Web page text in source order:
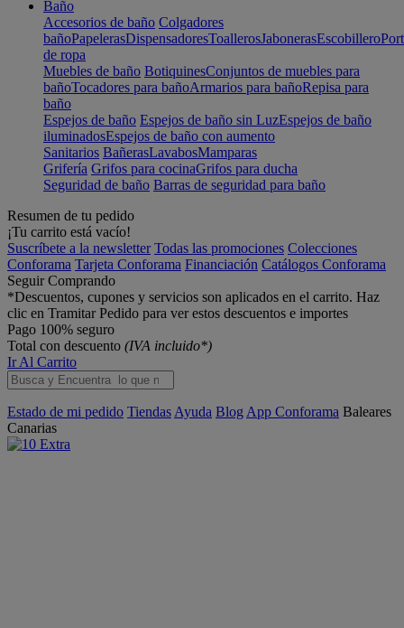
Baño
Accesorios de baño Colgadores
bañoPapelerasDispensadoresToallerosJabonerasEscobillero
de ropa
Muebles de baño BotiquinesConjuntos de muebles para
bañoTocadores para bañoArmarios para bañoRepisa para
baño
Espejos de baño Espejos de baño sin LuzEspejos de baño
iluminadosEspejos de baño con aumento
Sanitarios BañerasLavabosMamparas
Grifería Grifos para cocinaGrifos para ducha
Seguridad de baño Barras de seguridad para baño
Resumen de tu pedido
¡Tu carrito está vacío!
Suscríbete a la newsletter Todas las promociones Colecciones
Conforama Tarjeta Conforama Financiación Catálogos Conforama
Seguir Comprando
*Descuentos, cupones y servicios son aplicados en el carrito. Haz
clic en Tramitar Pedido para ver estos descuentos e importes
Pago 100% seguro
Total con descuento (IVA incluido*)
Ir Al Carrito
Estado de mi pedido Tiendas Ayuda Blog App Conforama Baleares
Canarias